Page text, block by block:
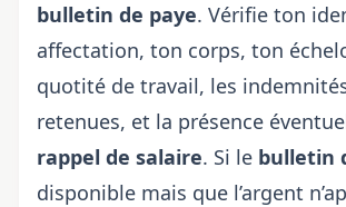
bulletin de paye. Vérifie ton
affectation, ton corps, ton
quotité de travail, les
retenues, et la présence
rappel de salaire. Si le bulletin
disponible mais que l’argent